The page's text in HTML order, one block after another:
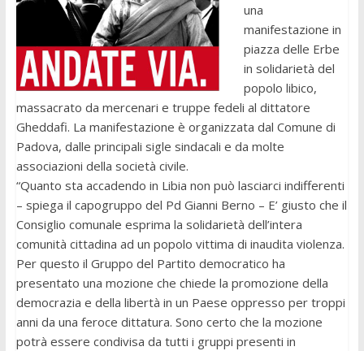
una
manifestazione in
piazza delle Erbe
in solidarietà del
popolo libico,
massacrato da mercenari e truppe fedeli al dittatore
Gheddafi. La manifestazione è organizzata dal Comune di
Padova, dalle principali sigle sindacali e da molte
associazioni della società civile.
“Quanto sta accadendo in Libia non può lasciarci indifferenti
– spiega il capogruppo del Pd Gianni Berno – E’ giusto che il
Consiglio comunale esprima la solidarietà dell’intera
comunità cittadina ad un popolo vittima di inaudita violenza.
Per questo il Gruppo del Partito democratico ha
presentato una mozione che chiede la promozione della
democrazia e della libertà in un Paese oppresso per troppi
anni da una feroce dittatura. Sono certo che la mozione
potrà essere condivisa da tutti i gruppi presenti in